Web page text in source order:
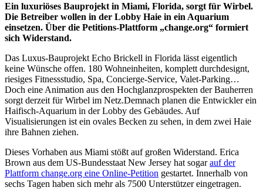
Ein luxuriöses Bauprojekt in Miami, Florida, sorgt für Wirbel.
Die Betreiber wollen in der Lobby Haie in ein Aquarium
einsetzen. Über die Petitions-Plattform „change.org“ formiert
sich Widerstand.
Das Luxus-Bauprojekt Echo Brickell in Florida lässt eigentlich
keine Wünsche offen. 180 Wohneinheiten, komplett durchdesignt,
riesiges Fitnessstudio, Spa, Concierge-Service, Valet-Parking…
Doch eine Animation aus den Hochglanzprospekten der Bauherren
sorgt derzeit für Wirbel im Netz.Demnach planen die Entwickler ein
Haifisch-Aquarium in der Lobby des Gebäudes. Auf
Visualisierungen ist ein ovales Becken zu sehen, in dem zwei Haie
ihre Bahnen ziehen.
Dieses Vorhaben aus Miami stößt auf großen Widerstand. Erica
Brown aus dem US-Bundesstaat New Jersey hat sogarauf der
Plattform change.org eine Online-Petition gestartet. Innerhalb von
sechs Tagen haben sich mehr als 7500 Unterstützer eingetragen.